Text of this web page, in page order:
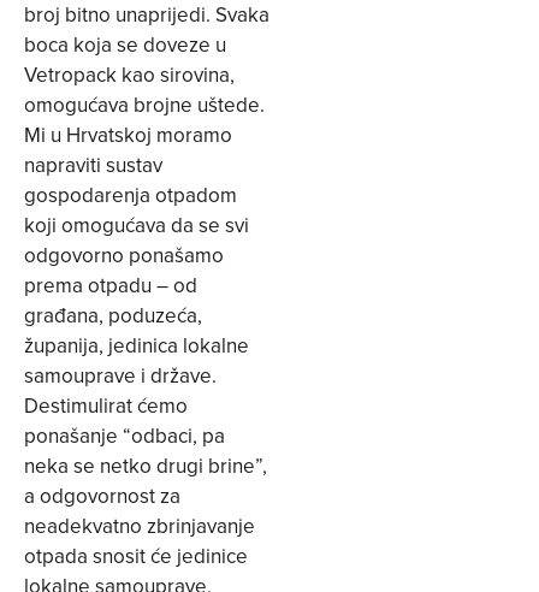
broj bitno unaprijedi. Svaka
boca koja se doveze u
Vetropack kao sirovina,
omogućava brojne uštede.
Mi u Hrvatskoj moramo
napraviti sustav
gospodarenja otpadom
koji omogućava da se svi
odgovorno ponašamo
prema otpadu – od
građana, poduzeća,
županija, jedinica lokalne
samouprave i države.
Destimulirat ćemo
ponašanje “odbaci, pa
neka se netko drugi brine”,
a odgovornost za
neadekvatno zbrinjavanje
otpada snosit će jedinice
lokalne samouprave,